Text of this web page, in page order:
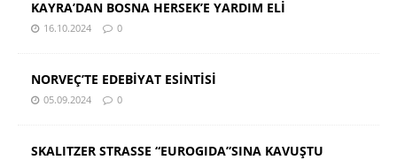
KAYRA’DAN BOSNA HERSEK’E YARDIM ELİ
16.10.2024 0
NORVEÇ’TE EDEBİYAT ESİNTİSİ
05.09.2024 0
SKALITZER STRASSE “EUROGIDA”SINA KAVUŞTU